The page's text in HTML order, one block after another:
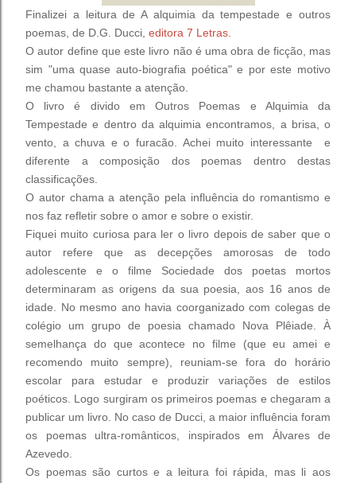
Finalizei a leitura de A alquimia da tempestade e outros
poemas, de D.G. Ducci, editora 7 Letras.
O autor define que este livro não é uma obra de ficção, mas
sim "uma quase auto-biografia poética" e por este motivo
me chamou bastante a atenção.
O livro é divido em Outros Poemas e Alquimia da
Tempestade e dentro da alquimia encontramos, a brisa, o
vento, a chuva e o furacão. Achei muito interessante e
diferente a composição dos poemas dentro destas
classificações.
O autor chama a atenção pela influência do romantismo e
nos faz refletir sobre o amor e sobre o existir.
Fiquei muito curiosa para ler o livro depois de saber que o
autor refere que as decepções amorosas de todo
adolescente e o filme Sociedade dos poetas mortos
determinaram as origens da sua poesia, aos 16 anos de
idade. No mesmo ano havia coorganizado com colegas de
colégio um grupo de poesia chamado Nova Plêiade. À
semelhança do que acontece no filme (que eu amei e
recomendo muito sempre), reuniam-se fora do horário
escolar para estudar e produzir variações de estilos
poéticos. Logo surgiram os primeiros poemas e chegaram a
publicar um livro. No caso de Ducci, a maior influência foram
os poemas ultra-românticos, inspirados em Álvares de
Azevedo.
Os poemas são curtos e a leitura foi rápida, mas li aos